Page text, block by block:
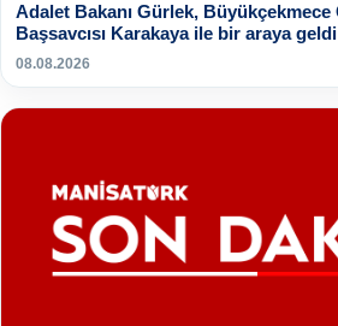
Adalet Bakanı Gürlek,
Başsavcısı Karakaya ile bir araya geldi
08.08.2026